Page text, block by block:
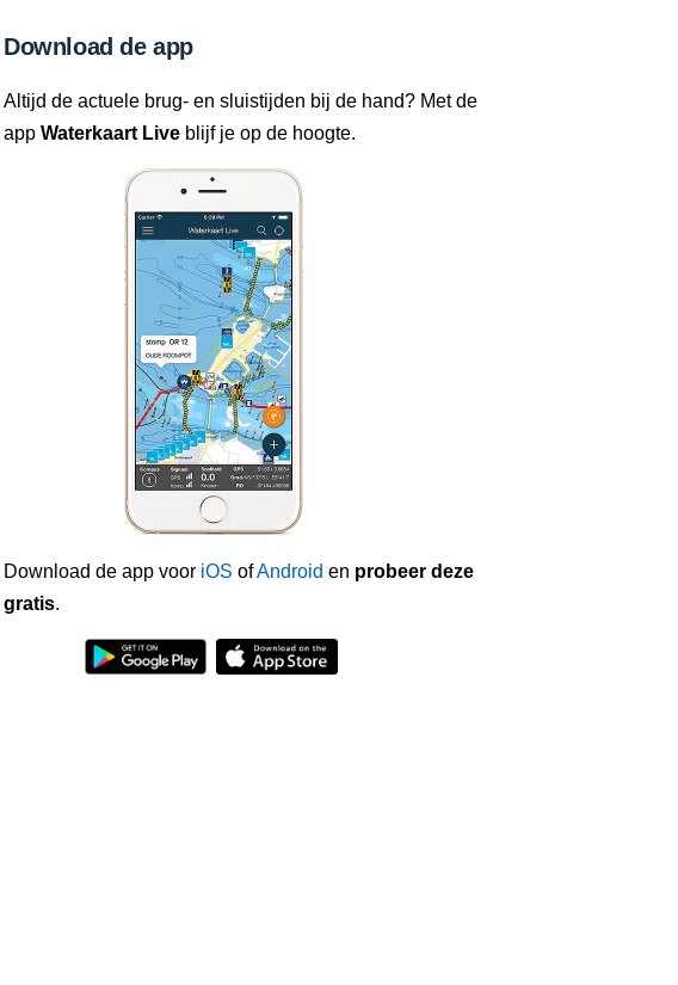
Download de app
Altijd de actuele brug- en sluistijden bij de hand? Met de
app Waterkaart Live blijf je op de hoogte.
Download de app voor iOS ofAndroid en probeer deze
gratis.